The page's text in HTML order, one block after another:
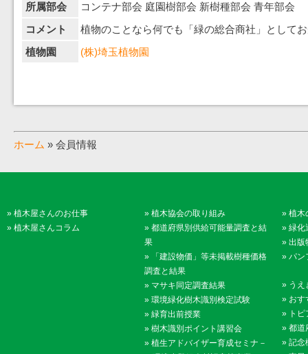
所属部会
コンテナ部会 庭園樹部会 新樹種部会 青年部会
コメント
植物のことなら何でも「緑の総合商社」として
植物園
(株)埼玉植物園
ホーム » 会員情報
» 植木屋さんのお仕事
» 植木屋さんコラム
» 植木協会の取り組み
» 都道府県別供給可能量調査と結
果
»
「建設物価」等未掲載樹種価格
調査と結果
» マサキ同定調査結果
» 環境緑化樹木識別検定試験
» 緑育出前授業
» 樹木識別ポイント講習会
» 植生アドバイザー育成セミナ－
» 植木
» 緑化
» 出版
» パン
» うえ
» おす
» ト
» 都道
» 記念